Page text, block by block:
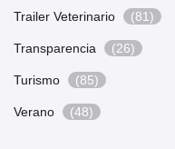
Trailer Veterinario (81)
Transparencia (26)
Turismo (85)
Verano (48)